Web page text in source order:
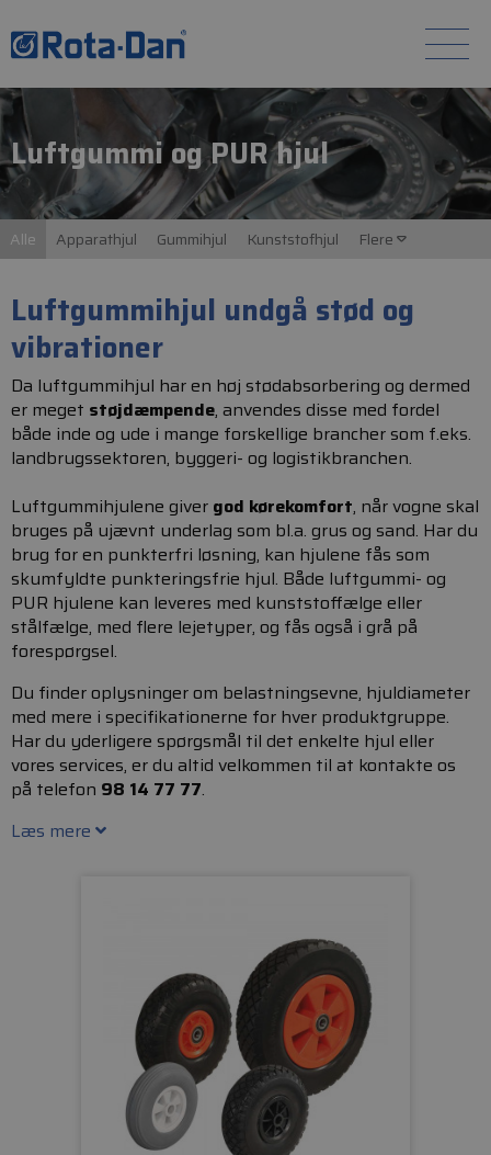
Luftgummi og PUR hjul
Alle Apparathjul Gummihjul Kunststofhjul Flere
Luftgummihjul undgå stød og
vibrationer
Da luftgummihjul har en høj stødabsorbering og dermed
er meget støjdæmpende, anvendes disse med fordel
både inde og ude i mange forskellige brancher som f.eks.
landbrugssektoren, byggeri- og logistikbranchen.
Luftgummihjulene giver god kørekomfort, når vogne skal
bruges på ujævnt underlag som bl.a. grus og sand. Har du
brug for en punkterfri løsning, kan hjulene fås som
skumfyldte punkteringsfrie hjul. Både luftgummi- og
PUR hjulene kan leveres med kunststoffælge eller
stålfælge, med flere lejetyper, og fås også i grå på
forespørgsel.
Du finder oplysninger om belastningsevne, hjuldiameter
med mere i specifikationerne for hver produktgruppe.
Har du yderligere spørgsmål til det enkelte hjul eller
vores services, er du altid velkommen til at kontakte os
på telefon 98 14 77 77.
Læs mere